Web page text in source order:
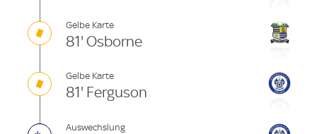
Gelbe Karte
81' Osborne
Gelbe Karte
81' Ferguson
Auswechslung